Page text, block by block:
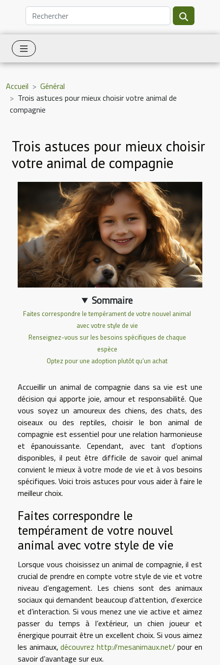
Accueil
Général
Trois astuces pour mieux choisir votre animal de
compagnie
Trois astuces pour mieux choisir
votre animal de compagnie
Sommaire
Faites correspondre le tempérament de votre nouvel animal
avec votre style de vie
Renseignez-vous sur les besoins spécifiques de chaque
espèce
Optez pour une adoption plutôt qu’un achat
Accueillir un animal de compagnie dans sa vie est une
décision qui apporte joie, amour et responsabilité. Que
vous soyez un amoureux des chiens, des chats, des
oiseaux ou des reptiles, choisir le bon animal de
compagnie est essentiel pour une relation harmonieuse
et épanouissante. Cependant, avec tant d’options
disponibles, il peut être difficile de savoir quel animal
convient le mieux à votre mode de vie et à vos besoins
spécifiques. Voici trois astuces pour vous aider à faire le
meilleur choix.
Faites correspondre le
tempérament de votre nouvel
animal avec votre style de vie
Lorsque vous choisissez un animal de compagnie, il est
crucial de prendre en compte votre style de vie et votre
niveau d’engagement. Les chiens sont des animaux
sociaux qui demandent beaucoup d’attention, d’exercice
et d’interaction. Si vous menez une vie active et aimez
passer du temps à l’extérieur, un chien joueur et
énergique pourrait être un excellent choix. Si vous aimez
les animaux,découvrez http://mesanimaux.net/ pour en
savoir d’avantage sur eux.